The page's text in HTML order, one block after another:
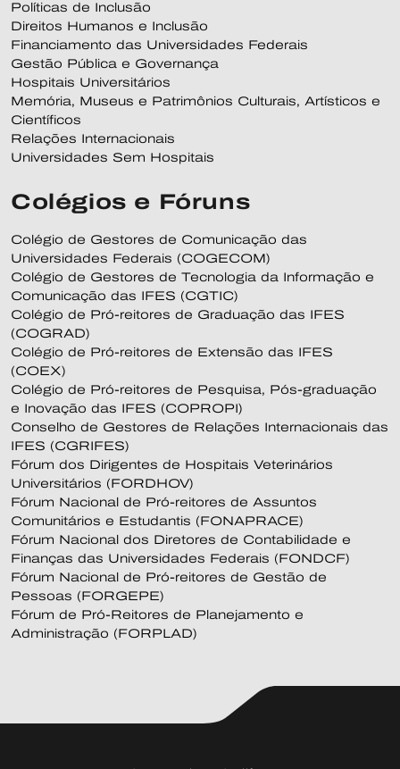
Políticas de Inclusão
Direitos Humanos e Inclusão
Financiamento das Universidades Federais
Gestão Pública e Governança
Hospitais Universitários
Memória, Museus e Patrimônios Culturais, Artísticos e
Científicos
Relações Internacionais
Universidades Sem Hospitais
Colégios e Fóruns
Colégio de Gestores de Comunicação das
Universidades Federais (COGECOM)
Colégio de Gestores de Tecnologia da Informação e
Comunicação das IFES (CGTIC)
Colégio de Pró-reitores de Graduação das IFES
(COGRAD)
Colégio de Pró-reitores de Extensão das IFES
(COEX)
Colégio de Pró-reitores de Pesquisa, Pós-graduação
e Inovação das IFES (COPROPI)
Conselho de Gestores de Relações Internacionais das
IFES (CGRIFES)
Fórum dos Dirigentes de Hospitais Veterinários
Universitários (FORDHOV)
Fórum Nacional de Pró-reitores de Assuntos
Comunitários e Estudantis (FONAPRACE)
Fórum Nacional dos Diretores de Contabilidade e
Finanças das Universidades Federais (FONDCF)
Fórum Nacional de Pró-reitores de Gestão de
Pessoas (FORGEPE)
Fórum de Pró-Reitores de Planejamento e
Administração (FORPLAD)